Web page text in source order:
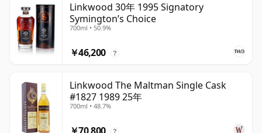
Linkwood 30年 1995 Signatory
Symington’s Choice
700ml • 50.9%
￥46,200 ?
Linkwood The Maltman Single Cask
#1827 1989 25年
700ml • 48.7%
?